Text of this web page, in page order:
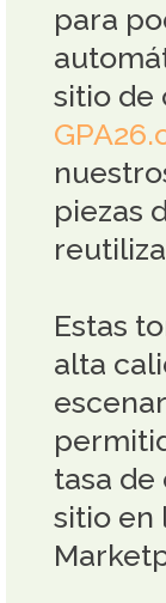
para
sitio de
piezas
Estas
alta
tasa
sitio en